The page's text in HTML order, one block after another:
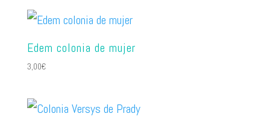
Edem colonia de mujer
3,00€